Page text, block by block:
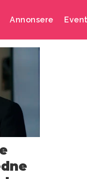
Annonsere Event